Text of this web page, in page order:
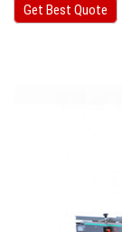
Get Best Quote